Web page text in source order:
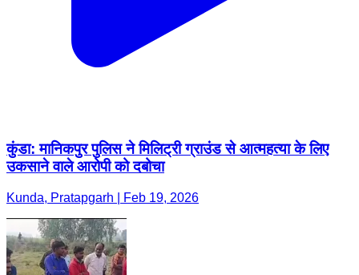
कुंडा: मानिकपुर पुलिस ने मिलिट्री ग्राउंड से आत्महत्या के लिए
उकसाने वाले आरोपी को दबोचा
Kunda, Pratapgarh | Feb 19, 2026